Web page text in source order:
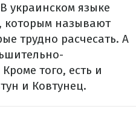
В украинском языке
которым называют
трудно расчесать. А
того, есть и
и Ковтунец.